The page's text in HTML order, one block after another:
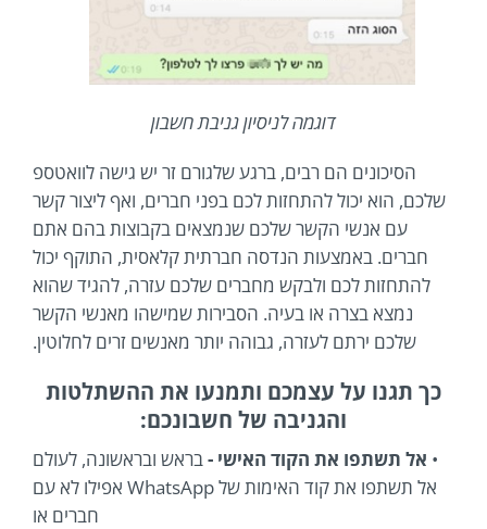
דוגמה לניסיון גניבת חשבון
הסיכונים הם רבים, ברגע שלגורם זר יש גישה לוואטספ
שלכם, הוא יכול להתחזות לכם בפני חברים, ואף ליצור קשר
עם אנשי הקשר שלכם שנמצאים בקבוצות בהם אתם
חברים. באמצעות הנדסה חברתית קלאסית, התוקף יכול
להתחזות לכם ולבקש מחברים שלכם עזרה, להגיד שהוא
נמצא בצרה או בעיה. הסבירות שמישהו מאנשי הקשר
שלכם ירתם לעזרה, גבוהה יותר מאנשים זרים לחלוטין.
כך תגנו על עצמכם ותמנעו את ההשתלטות
והגניבה של חשבונכם:
• אל תשתפו את הקוד האישי -בראש ובראשונה, לעולם
אל תשתפו את קוד האימות של WhatsApp אפילו לא עם
חברים או